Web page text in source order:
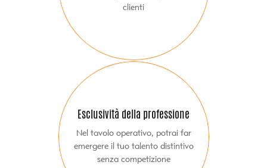
clienti
Esclusività della professione
Nel tavolo operativo, potrai far
emergere il tuo talento distintivo
senza competizione